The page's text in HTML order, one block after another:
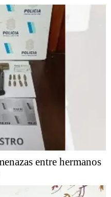
entre hermanos